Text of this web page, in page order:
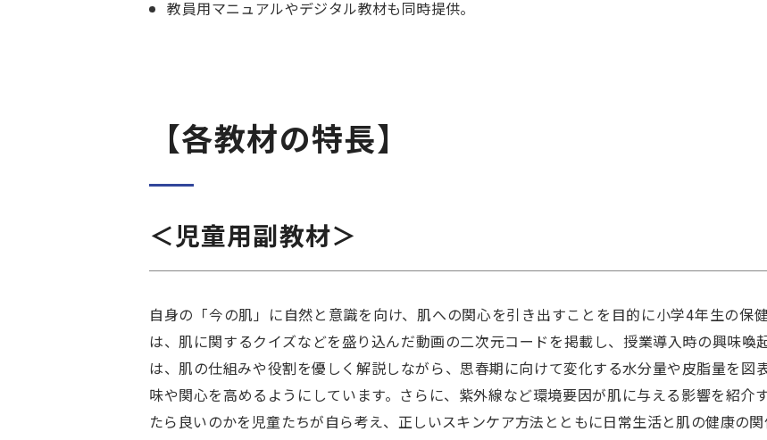
教員用マニュアルやデジタル教材も同時提供。
【各教材の特長】
＜児童用副教材＞
自身の「今の肌」に自然と意識を向け、肌への関心を引き出すことを目的に小学4年生の保
は、肌に関するクイズなどを盛り込んだ動画の二次元コードを掲載し、授業導入時の興味喚
は、肌の仕組みや役割を優しく解説しながら、思春期に向けて変化する水分量や皮脂量を図
味や関心を高めるようにしています。さらに、紫外線など環境要因が肌に与える影響を紹介
たら良いのかを児童たちが自ら考え、正しいスキンケア方法とともに日常生活と肌の健康の関